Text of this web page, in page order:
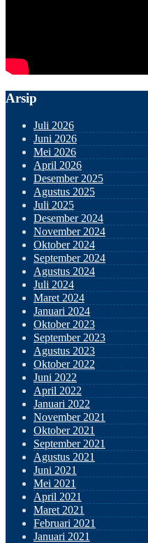
Arsip
Juli 2026
Juni 2026
Mei 2026
April 2026
Desember 2025
Agustus 2025
Juli 2025
Desember 2024
November 2024
Oktober 2024
September 2024
Agustus 2024
Juli 2024
Maret 2024
Januari 2024
Oktober 2023
September 2023
Agustus 2023
Oktober 2022
Juni 2022
April 2022
Januari 2022
November 2021
Oktober 2021
September 2021
Agustus 2021
Juni 2021
Mei 2021
April 2021
Maret 2021
Februari 2021
Januari 2021